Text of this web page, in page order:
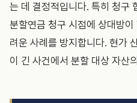
는 데 결정적입니다. 특히 청구
분할연금 청구 시점에 상대방
려운 사례를 방지합니다. 현가
이 긴 사건에서 분할 대상 자산